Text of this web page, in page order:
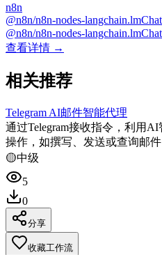
n8n
@n8n/n8n-nodes-
@n8n/n8n-nodes-
查看详情 →
相关推荐
Telegram AI邮件智能代理
通过Telegram接收指令，利用
操作，如撰写、发送或查询邮
🟡中级
5
0
分享
收藏工作流